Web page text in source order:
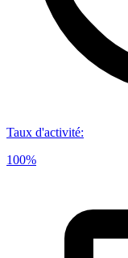
Taux d'activité:
100%